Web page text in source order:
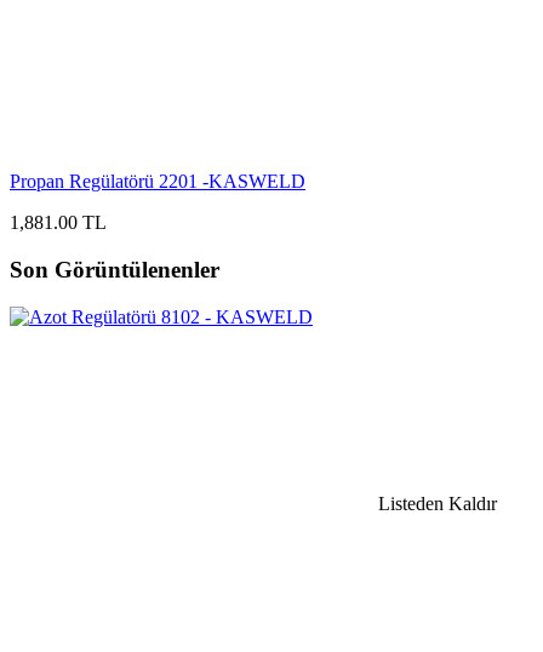
Propan Regülatörü 2201 -KASWELD
1,881.00 TL
Son Görüntülenenler
Listeden Kaldır